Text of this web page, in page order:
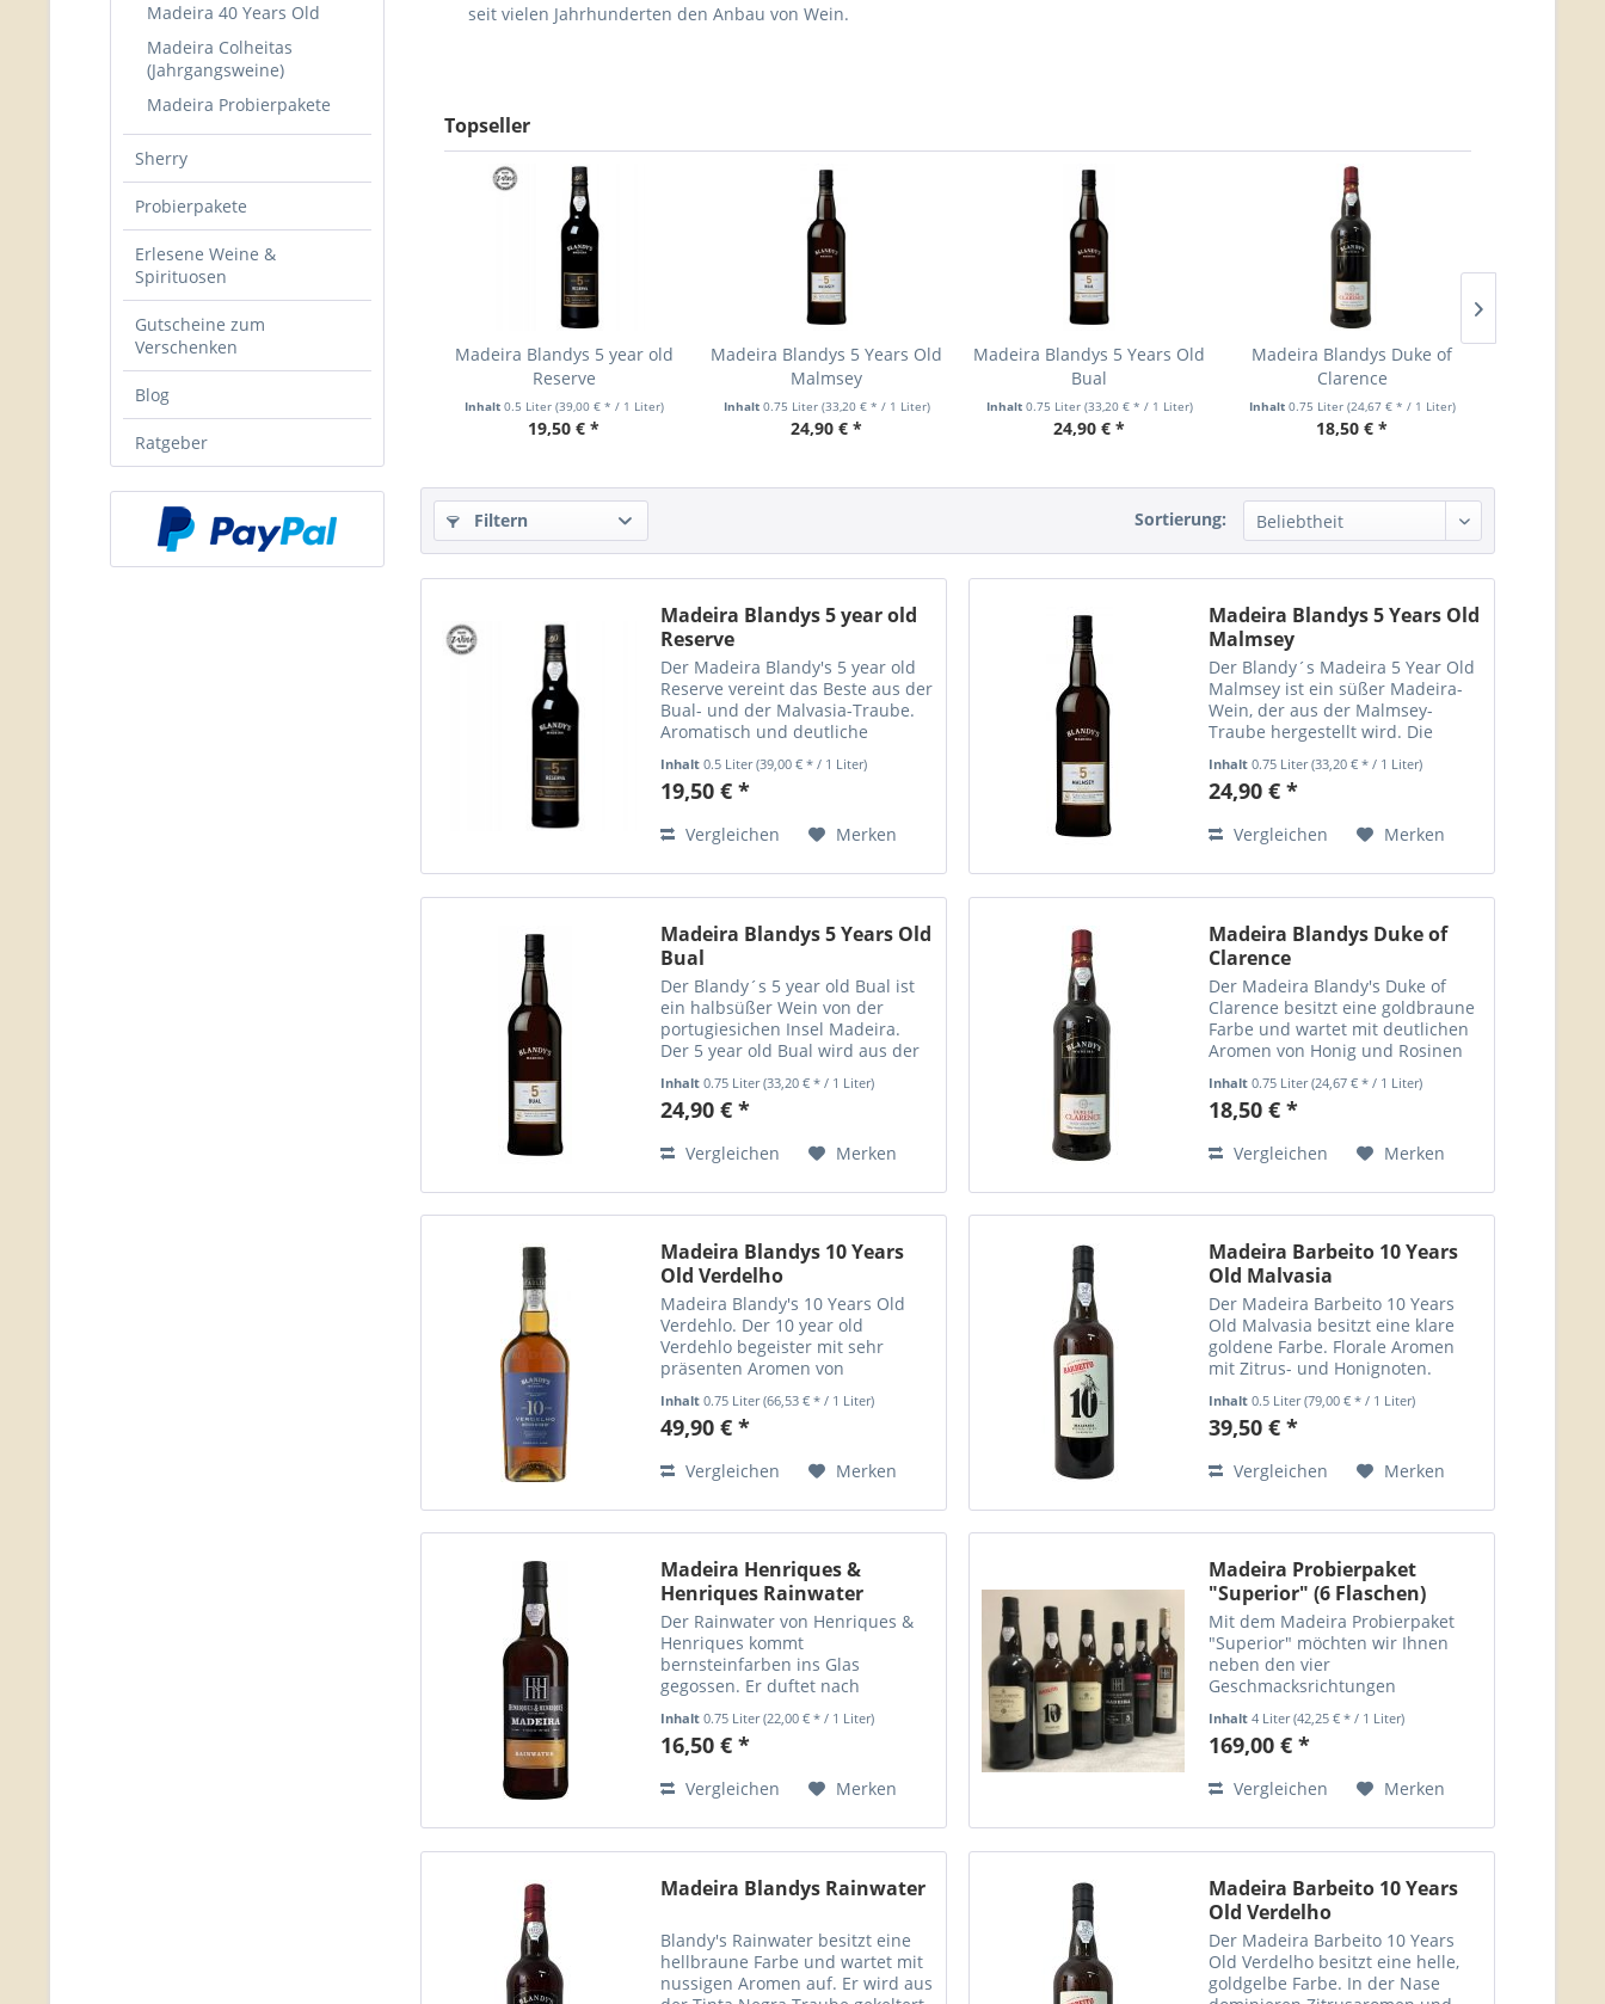
Madeira 40 Years Old
Madeira Colheitas
(Jahrgangsweine)
Madeira Probierpakete
Sherry
Probierpakete
Erlesene Weine &
Spirituosen
Gutscheine zum
Verschenken
Blog
Ratgeber
seit vielen Jahrhunderten den Anbau von Wein.
Topseller
Madeira Blandys 5 year old
Reserve
Inhalt 0.5 Liter (39,00 € * / 1 Liter)
19,50 € *
Madeira Blandys 5 Years Old
Malmsey
Inhalt 0.75 Liter (33,20 € * / 1 Liter)
24,90 € *
Madeira Blandys 5 Years Old
Bual
Inhalt 0.75 Liter (33,20 € * / 1 Liter)
24,90 € *
Madeira Blandys Duke of
Clarence
Inhalt 0.75 Liter (24,67 € * / 1 Liter)
18,50 € *
Filtern Sortierung:
Madeira Blandys 5 year old
Reserve
Der Madeira Blandy's 5 year old
Reserve vereint das Beste aus der
Bual- und der Malvasia-Traube.
Aromatisch und deutliche
getrockneten Früchten. Eine
knackige Säure verleiht ihm einen
Inhalt0.5 Liter(39,00 € * / 1 Liter)
19,50 € *
Vergleichen Merken
Madeira Blandys 5 Years Old
Malmsey
Der Blandy´s Madeira 5 Year Old
Malmsey ist ein süßer Madeira-
Wein, der aus der Malmsey-
Traube hergestellt wird. Die
Hauptrebsorten, aus denen der
berühmte Madeira-Wein auf der
Inhalt0.75 Liter(33,20 € * / 1 Liter)
24,90 € *
Vergleichen Merken
Madeira Blandys 5 Years Old
Bual
Der Blandy´s 5 year old Bual ist
ein halbsüßer Wein von der
portugiesichen Insel Madeira.
Der 5 year old Bual wird aus der
hergestellt, die auf den
vulkanischen und sehr
angebaut wird....
Inhalt0.75 Liter(33,20 € * / 1 Liter)
24,90 € *
Vergleichen Merken
Madeira Blandys Duke of
Clarence
Der Madeira Blandy's Duke of
Clarence besitzt eine goldbraune
Farbe und wartet mit deutlichen
Aromen von Honig und Rosinen
süßen Desserts und eignet sich
hervorragend als Digestif. Der
Inhalt0.75 Liter(24,67 € * / 1 Liter)
18,50 € *
Vergleichen Merken
Madeira Blandys 10 Years
Old Verdelho
Madeira Blandy's 10 Years Old
Verdehlo. Der 10 year old
Verdehlo begeister mit sehr
präsenten Aromen von
Zitrusfrüchten. Trocken und
langanhaltend im Abgang. Die
bietet ein...
Inhalt0.75 Liter(66,53 € * / 1 Liter)
49,90 € *
Vergleichen Merken
Madeira Barbeito 10 Years
Old Malvasia
Der Madeira Barbeito 10 Years
Old Malvasia besitzt eine klare
goldene Farbe. Florale Aromen
mit Zitrus- und Honignoten.
vollmundiger Abgang. Mehrfach
international prämiert. Herkunft:
Inhalt0.5 Liter(79,00 € * / 1 Liter)
39,50 € *
Vergleichen Merken
Madeira Henriques &
Henriques Rainwater
Der Rainwater von Henriques &
Henriques kommt
bernsteinfarben ins Glas
gegossen. Er duftet nach
und hat einen zartsüßen
Charakter. Ein frischer
dem typischen...
Inhalt0.75 Liter(22,00 € * / 1 Liter)
16,50 € *
Vergleichen Merken
Madeira Probierpaket
"Superior" (6 Flaschen)
Mit dem Madeira Probierpaket
"Superior" möchten wir Ihnen
neben den vier
Geschmacksrichtungen
weiterführende Weine
vorstellen. Mit diesem Paket
"fortgeschrittenen"
Inhalt4 Liter(42,25 € * / 1 Liter)
169,00 € *
Vergleichen Merken
Madeira Blandys Rainwater
Blandy's Rainwater besitzt eine
hellbraune Farbe und wartet mit
nussigen Aromen auf. Er wird aus
Madeira Barbeito 10 Years
Old Verdelho
Der Madeira Barbeito 10 Years
Old Verdelho besitzt eine helle,
goldgelbe Farbe. In der Nase